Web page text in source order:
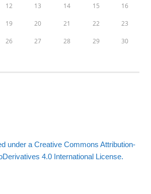
12 13 14 15 16
19 20 21 22 23
26 27 28 29 30
under a Creative Commons Attribution-
4.0 International License.